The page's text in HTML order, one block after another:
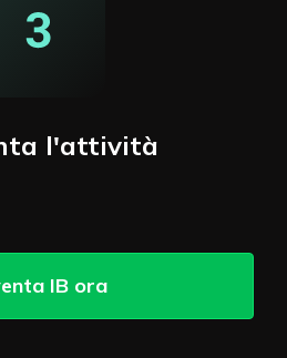
l'attività
IB ora